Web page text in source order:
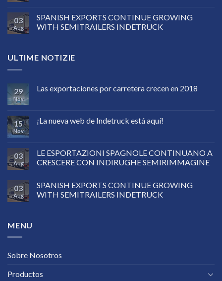
03
Aug
SPANISH EXPORTS CONTINUE GROWING
WITH SEMITRAILERS INDETRUCK
ULTIME NOTIZIE
29
Nov
Las exportaciones por carretera crecen en 2018
15
Nov
¡La nueva web de Indetruck está aquí!
03
Aug
LE ESPORTAZIONI SPAGNOLE CONTINUANO A
CRESCERE CON INDIRUGHE SEMIRIMMAGINE
03
Aug
SPANISH EXPORTS CONTINUE GROWING
WITH SEMITRAILERS INDETRUCK
MENU
Sobre Nosotros
Productos